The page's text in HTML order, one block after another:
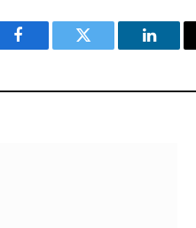
Facebook Twitter